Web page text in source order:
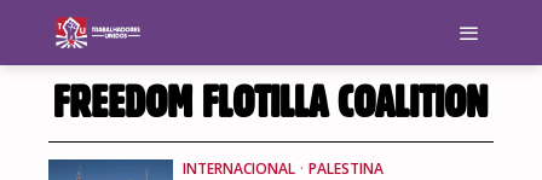
FREEDOM FLOTILLA COALITION
INTERNACIONAL · PALESTINA